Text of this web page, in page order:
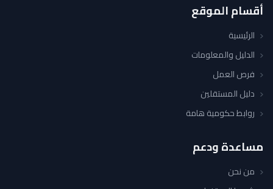
أقسام الموقع
الرئيسية
الدليل والمعلومات
فرص العمل
دليل المستقلين
روابط حكومية هامة
مساعدة ودعم
من نحن